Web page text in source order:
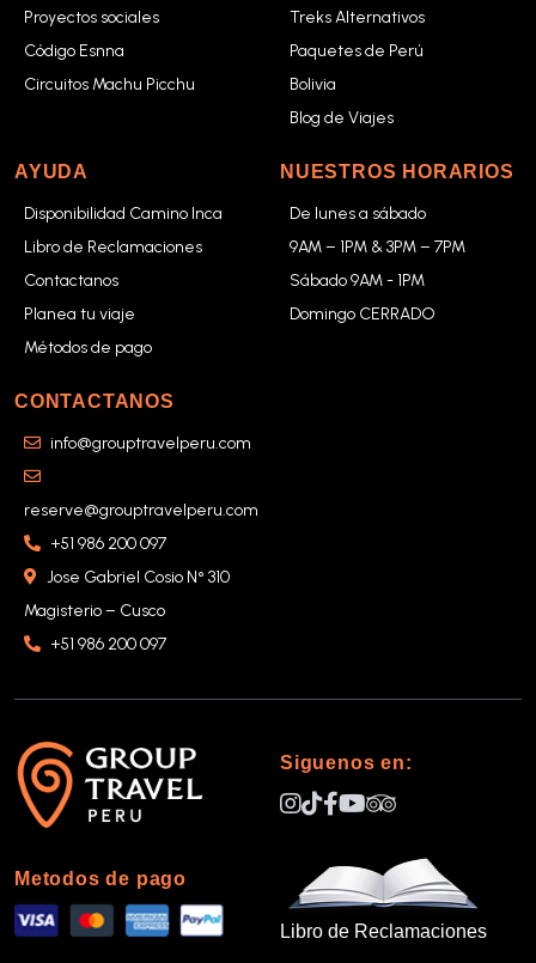
Proyectos sociales
Código Esnna
Circuitos Machu Picchu
Treks Alternativos
Paquetes de Perú
Bolivia
Blog de Viajes
AYUDA
Disponibilidad Camino Inca
Libro de Reclamaciones
Contactanos
Planea tu viaje
Métodos de pago
NUESTROS HORARIOS
De lunes a sábado
9AM – 1PM & 3PM – 7PM
Sábado 9AM - 1PM
Domingo CERRADO
CONTACTANOS
info@grouptravelperu.com
reserve@grouptravelperu.com
+51 986 200 097
Jose Gabriel Cosio N° 310
Magisterio – Cusco
+51 986 200 097
Siguenos en:
Metodos de pago
Libro de Reclamaciones